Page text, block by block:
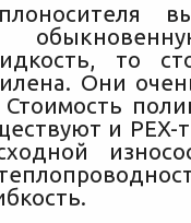
то
Они
Стоимость
и PEX-